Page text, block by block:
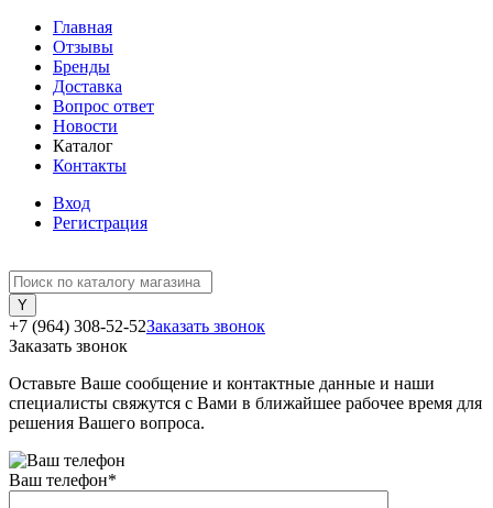
Главная
Отзывы
Бренды
Доставка
Вопрос ответ
Новости
Каталог
Контакты
Вход
Регистрация
+7 (964) 308-52-52Заказать звонок
Заказать звонок
Оставьте Ваше сообщение и контактные данные и наши
специалисты свяжутся с Вами в ближайшее рабочее время для
решения Вашего вопроса.
Ваш телефон*